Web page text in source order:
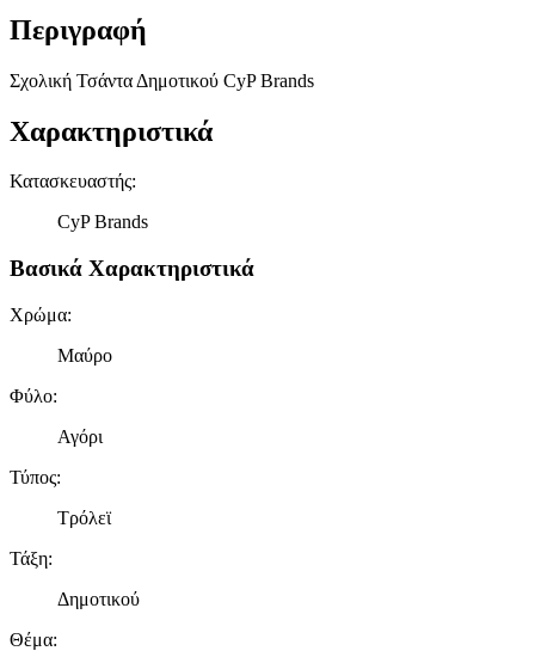
Περιγραφή
Σχολική Τσάντα Δημοτικού CyP Brands
Χαρακτηριστικά
Κατασκευαστής:
CyP Brands
Βασικά Χαρακτηριστικά
Χρώμα:
Μαύρο
Φύλο:
Αγόρι
Τύπος:
Τρόλεϊ
Τάξη:
Δημοτικού
Θέμα: